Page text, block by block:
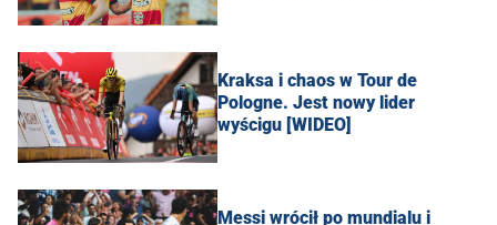
Kraksa i chaos w Tour de
Pologne. Jest nowy lider
wyścigu [WIDEO]
Messi wrócił po mundialu i